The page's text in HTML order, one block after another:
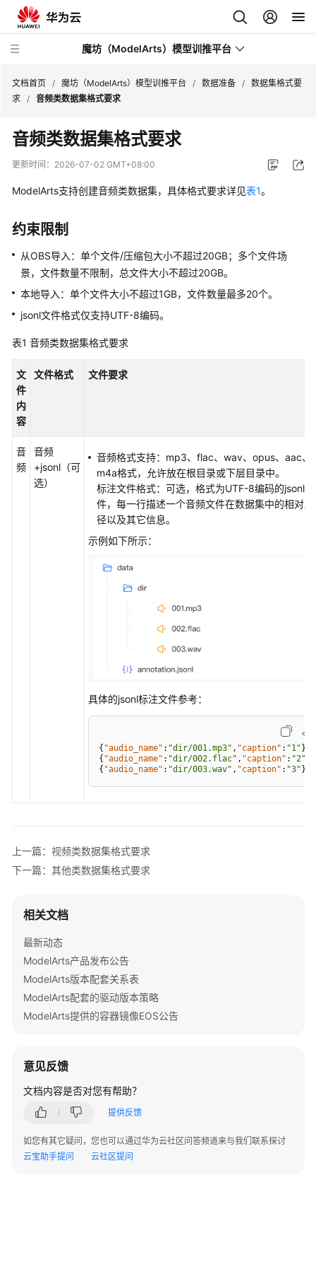
魔坊（ModelArts）模型训推平台
最
新
动
务
公
告
品
介
费
明
入
门
文
数
集
格
式
要
求
片
类
数
格
式
文档首页 / 魔坊（ModelArts）模型训推平台 / 数据准备 / 数据集格式要
求 / 音频类数据集格式要求
音频类数据集格式要求
更新时间： 2026-07-02 GMT+08:00
ModelArts支持创建音频类数据集，具体格式要求详见表1。
约束限制
从OBS导入：单个文件/压缩包大小不超过20GB；多个文件场
景，文件数量不限制，总文件大小不超过20GB。
本地导入：单个文件大小不超过1GB，文件数量最多20个。
jsonl文件格式仅支持UTF-8编码。
表1 音频类数据集格式要求
文
件
内
容
文件格式 文件要求
音
频
音频
+jsonl（可
选）
音频格式支持：mp3、flac、wav、opus、aac、
m4a格式，允许放在根目录或下层目录中。
标注文件格式：可选，格式为UTF-8编码的jsonl文
件，每一行描述一个音频文件在数据集中的相对路
径以及其它信息。
示例如下所示：
具体的jsonl标注文件参考：
{ "audio_name" : "dir/001.mp3" , "caption" : "1"}
{ "audio_name" : "dir/002.flac" , "caption" : "2"
{ "audio_name" : "dir/003.wav" , "caption" : "3"}
上一篇：视频类数据集格式要求
下一篇：其他类数据集格式要求
相关文档
最新动态
ModelArts产品发布公告
ModelArts版本配套关系表
ModelArts配套的驱动版本策略
ModelArts提供的容器镜像EOS公告
意见反馈
文档内容是否对您有帮助？
提供反馈
如您有其它疑问，您也可以通过华为云社区问答频道来与我们联系探讨
云宝助手提问
云社区提问